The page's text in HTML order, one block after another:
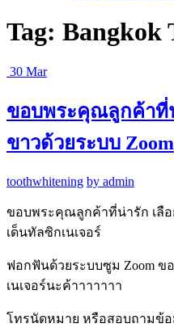
Tag: Bangkok
30 Mar
ขอบพระคุณลูกค้าที่
ขาวด้วยระบบ Zoom
toothwhitening by admin
ขอบพระคุณลูกค้าที่น่ารัก เลือ
เด็นทัลซิกเนเจอร์
ฟอกฟันด้วยระบบซูม Zoom ข
เนเจอร์นะค้าาาาาาา
โทรนัดหมาย หรือสอบถามข้อมู